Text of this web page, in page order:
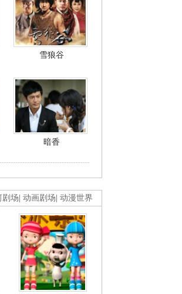
雪狼谷
暗香
剧场 动画剧场 动漫世界